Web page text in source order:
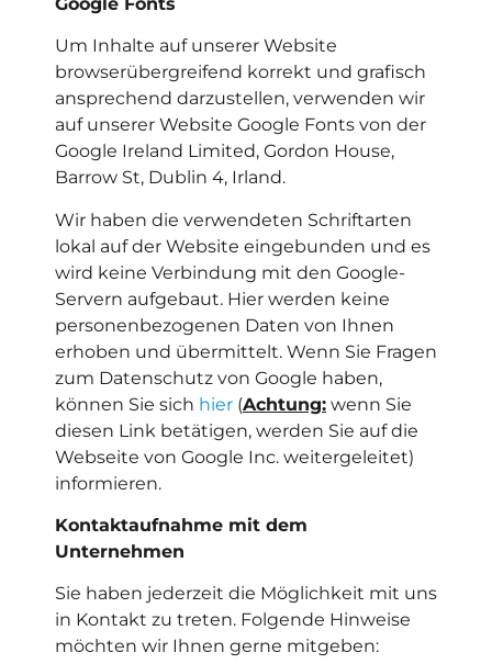
Um Inhalte auf unserer Website
browserübergreifend korrekt und grafisch
ansprechend darzustellen, verwenden wir
auf unserer Website Google Fonts von der
Google Ireland Limited, Gordon House,
Barrow St, Dublin 4, Irland.
Wir haben die verwendeten Schriftarten
lokal auf der Website eingebunden und es
wird keine Verbindung mit den Google-
Servern aufgebaut. Hier werden keine
personenbezogenen Daten von Ihnen
erhoben und übermittelt. Wenn Sie Fragen
zum Datenschutz von Google haben,
können Sie sich hier (Achtung: wenn Sie
diesen Link betätigen, werden Sie auf die
Webseite von Google Inc. weitergeleitet)
informieren.
Kontaktaufnahme mit dem
Unternehmen
Sie haben jederzeit die Möglichkeit mit uns
in Kontakt zu treten. Folgende Hinweise
möchten wir Ihnen gerne mitgeben: